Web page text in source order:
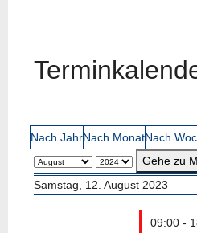
Nach JahrNach MonatNach
Gehe zu
Samstag, 12. August 2023
09:00 -